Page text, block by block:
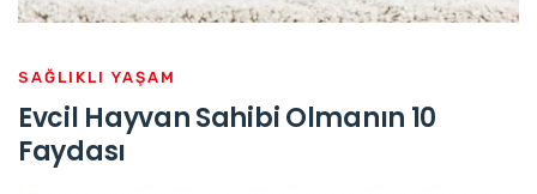
SAĞLIKLI YAŞAM
Evcil Hayvan Sahibi Olmanın 10
Faydası